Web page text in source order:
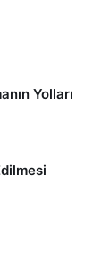
Yolları